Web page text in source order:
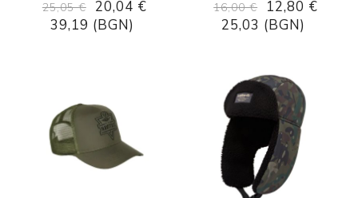
25,05 €
20,04 €
39,19 (BGN)
16,00 €
12,80 €
25,03 (BGN)